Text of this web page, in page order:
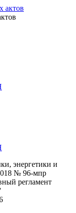
энергетики и
№ 96-мпр
регламент